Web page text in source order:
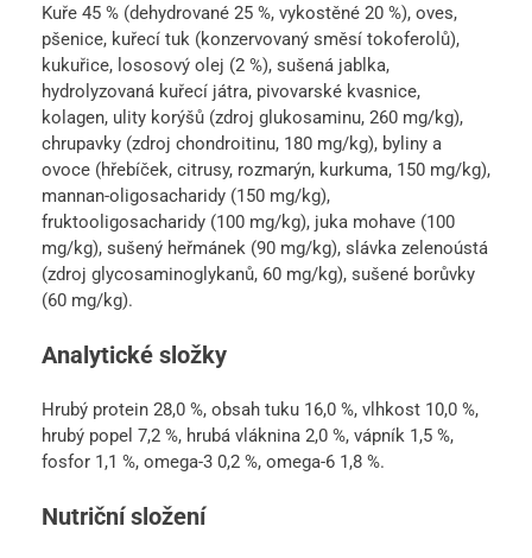
Kuře 45 % (dehydrované 25 %, vykostěné 20 %), oves,
pšenice, kuřecí tuk (konzervovaný směsí tokoferolů),
kukuřice, lososový olej (2 %), sušená jablka,
hydrolyzovaná kuřecí játra, pivovarské kvasnice,
kolagen, ulity korýšů (zdroj glukosaminu, 260 mg/kg),
chrupavky (zdroj chondroitinu, 180 mg/kg), byliny a
ovoce (hřebíček, citrusy, rozmarýn, kurkuma, 150 mg/kg),
mannan-oligosacharidy (150 mg/kg),
fruktooligosacharidy (100 mg/kg), juka mohave (100
mg/kg), sušený heřmánek (90 mg/kg), slávka zelenoústá
(zdroj glycosaminoglykanů, 60 mg/kg), sušené borůvky
(60 mg/kg).
Analytické složky
Hrubý protein 28,0 %, obsah tuku 16,0 %, vlhkost 10,0 %,
hrubý popel 7,2 %, hrubá vláknina 2,0 %, vápník 1,5 %,
fosfor 1,1 %, omega-3 0,2 %, omega-6 1,8 %.
Nutriční složení